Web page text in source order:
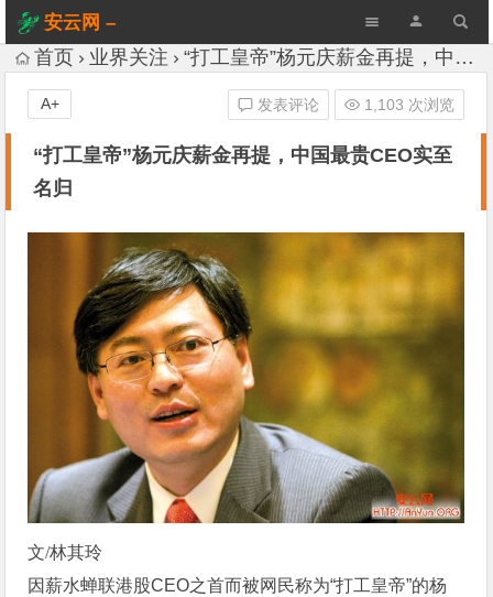
安云网 –
AnYun.ORG
首页 业界关注 “打工皇帝”杨元庆薪金再提，中国最贵CEO实至名归
“打工皇帝”杨元庆薪金再提，中国最贵CEO实至
名归
发表评论 1,103 次浏览
A+
文/林其玲
因薪水蝉联港股CEO之首而被网民称为“打工皇帝”的杨